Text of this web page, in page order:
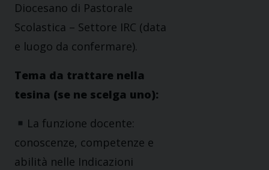
Diocesano di Pastorale
Scolastica – Settore IRC (data
e luogo da confermare).
Tema da trattare nella
tesina (se ne scelga uno):
La funzione docente:
conoscenze, competenze e
abilità nelle Indicazioni